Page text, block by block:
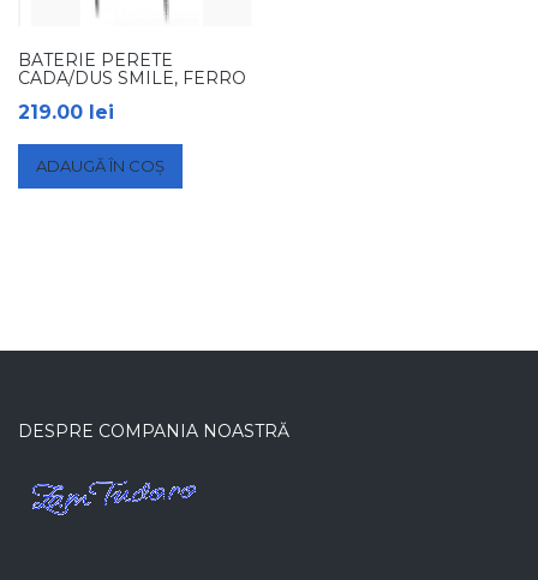
BATERIE PERETE
CADA/DUS SMILE, FERRO
219.00 lei
ADAUGĂ ÎN COȘ
DESPRE COMPANIA NOASTRĂ